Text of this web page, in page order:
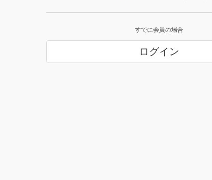
すでに会員の場合
ログイン